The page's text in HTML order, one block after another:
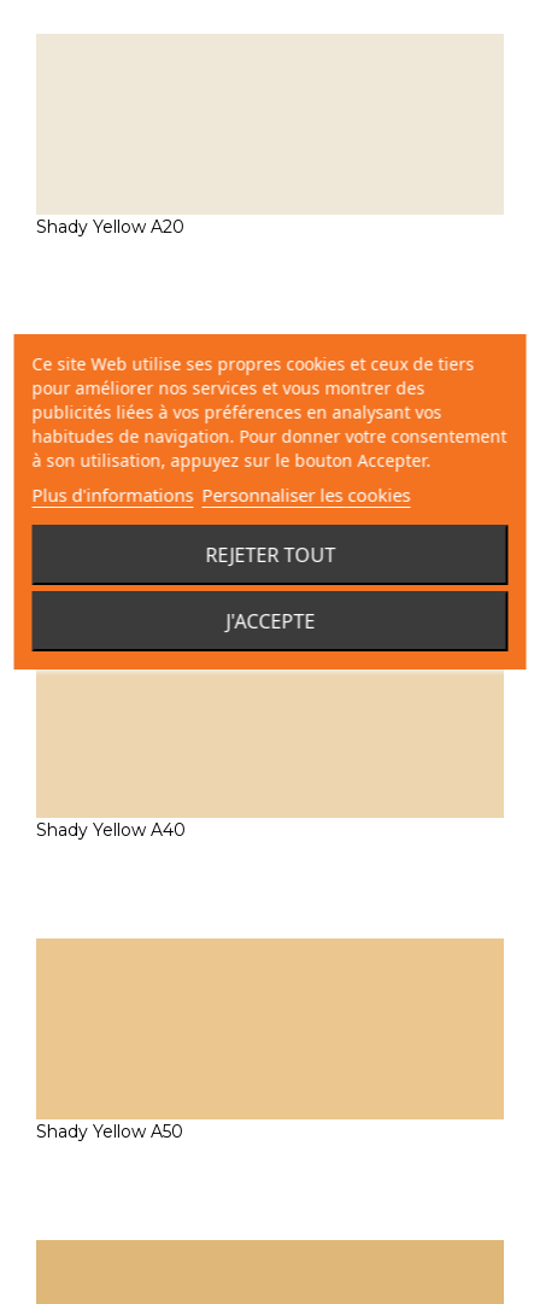
Shady Yellow A20
Shady Yellow A30
Shady Yellow A40
Shady Yellow A50
Ce site Web utilise ses propres cookies et ceux de tiers
pour améliorer nos services et vous montrer des
publicités liées à vos préférences en analysant vos
habitudes de navigation. Pour donner votre consentement
à son utilisation, appuyez sur le bouton Accepter.
Plus d'informations Personnaliser les cookies
REJETER TOUT
J'ACCEPTE